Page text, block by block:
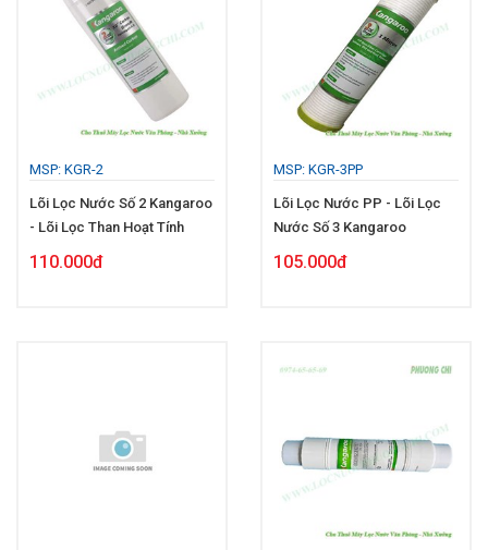
MSP: KGR-2
Lõi Lọc Nước Số 2 Kangaroo
- Lõi Lọc Than Hoạt Tính
110.000đ
MSP: KGR-3PP
Lõi Lọc Nước PP - Lõi Lọc
Nước Số 3 Kangaroo
105.000đ